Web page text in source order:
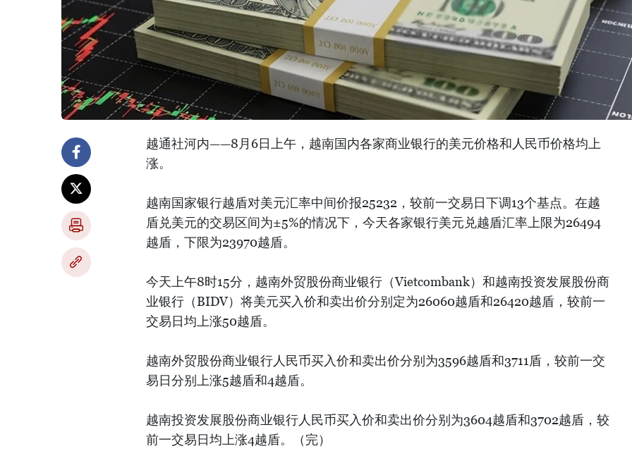
越通社河内——8月6日上午，越南国内各家商业银行的美元价格和人民币价格均上
涨。
越南国家银行越盾对美元汇率中间价报25232，较前一交易日下调13个基点。在越
盾兑美元的交易区间为±5%的情况下，今天各家银行美元兑越盾汇率上限为26494
越盾，下限为23970越盾。
今天上午8时15分，越南外贸股份商业银行（Vietcombank）和越南投资发展股份商
业银行（BIDV）将美元买入价和卖出价分别定为26060越盾和26420越盾，较前一
交易日均上涨50越盾。
越南外贸股份商业银行人民币买入价和卖出价分别为3596越盾和3711盾，较前一交
易日分别上涨5越盾和4越盾。
越南投资发展股份商业银行人民币买入价和卖出价分别为3604越盾和3702越盾，较
前一交易日均上涨4越盾。（完）